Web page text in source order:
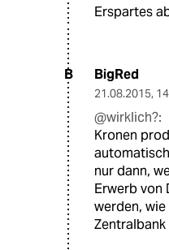
Erspartes
B BigRed
21.08.2015,
@wirklich?:
Kronen
nur dann,
Erwerb von
werden,
Zentralbank